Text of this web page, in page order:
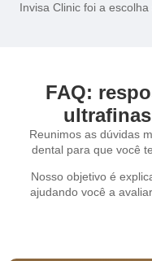
Invisa Clinic foi a escolha
FAQ:
Reunimos as dúvidas
dental para que você
Nosso objetivo é
ajudando você a